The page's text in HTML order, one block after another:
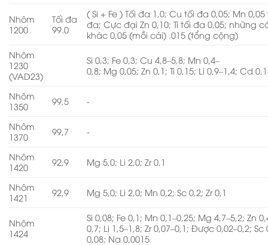
Nhôm
1200
Tối đa
99.0
( Si + Fe ) Tối đa 1,0; Cu tối đa 0,05; Mn 0,05
đa; Cực đại Zn 0,10; Ti tối đa 0,05; những
khác 0,05 (mỗi cái) .015 (tổng cộng)
Nhôm
1230
(VAD23)
Si 0,3; Fe 0,3; Cu 4,8–5,8; Mn 0,4–
0,8; Mg 0,05; Zn 0,1; Ti 0,15; Li 0,9–1,4; Cd
Nhôm
1350
99,5 -
Nhôm
1370
99,7 -
Nhôm
1420
92,9 Mg 5,0; Li 2,0; Zr 0,1
Nhôm
1421
92,9 Mg 5,0; Li 2,0; Mn 0,2; Sc 0,2; Zr 0,1
Nhôm
1424
Si 0,08; Fe 0,1; Mn 0,1–0,25; Mg 4,7–5,2; Zn
0,7; Li 1,5–1,8; Zr 0,07–0,1; Được 0,02–0,2; Sc
0,08; Na 0,0015